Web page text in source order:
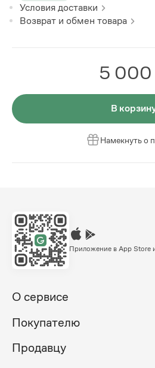
Условия доставки
Возврат и обмен товара
5 000
В
Намекнуть о
Приложение в App Store
О сервисе
Покупателю
Продавцу